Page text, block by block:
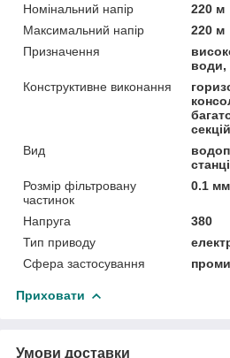
Номінальний напір
220 м
Максимальний напір
220 м
Призначення
води,
Конструктивне виконання
Вид
Розмір фільтровану
частинок
0.1 мм
Напруга
380
Тип приводу
Сфера застосування
Приховати
Умови доставки